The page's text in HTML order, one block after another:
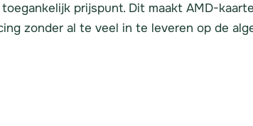
prijspunt. Dit maakt AMD-
zonder al te veel in te leveren op de